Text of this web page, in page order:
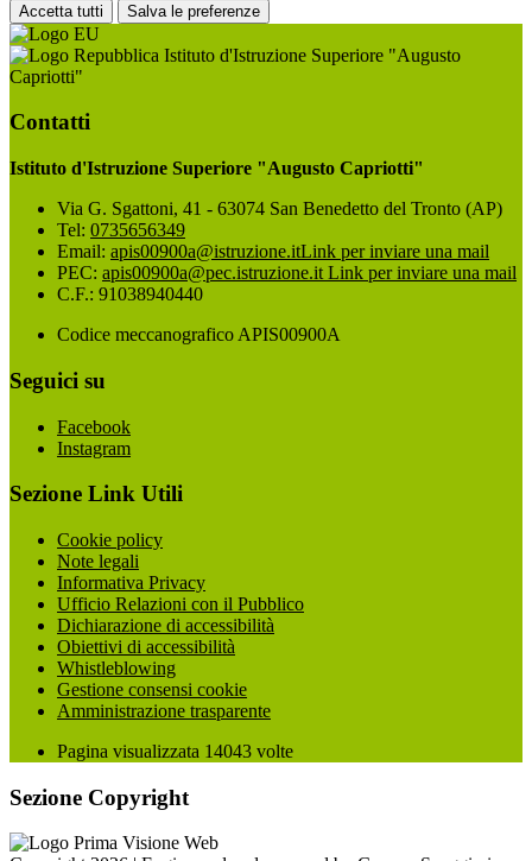
Accetta tutti Salva le preferenze
Istituto d'Istruzione Superiore "Augusto
Capriotti"
Contatti
Istituto d'Istruzione Superiore "Augusto Capriotti"
Via G. Sgattoni, 41 - 63074 San Benedetto del Tronto (AP)
Tel: 0735656349
Email: apis00900a@istruzione.itLink per inviare una mail
PEC: apis00900a@pec.istruzione.it Link per inviare una mail
C.F.: 91038940440
Codice meccanografico APIS00900A
Seguici su
Facebook
Instagram
Sezione Link Utili
Cookie policy
Note legali
Informativa Privacy
Ufficio Relazioni con il Pubblico
Dichiarazione di accessibilità
Obiettivi di accessibilità
Whistleblowing
Gestione consensi cookie
Amministrazione trasparente
Pagina visualizzata 14043 volte
Sezione Copyright